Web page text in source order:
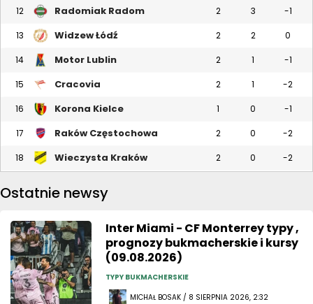
12 Radomiak Radom 2 3 -1
13 Widzew Łódź 2 2 0
14 Motor Lublin 2 1 -1
15 Cracovia 2 1 -2
16 Korona Kielce 1 0 -1
17 Raków Częstochowa 2 0 -2
18 Wieczysta Kraków 2 0 -2
Ostatnie newsy
Inter Miami - CF Monterrey typy ,
prognozy bukmacherskie i kursy
(09.08.2026)
TYPY BUKMACHERSKIE
MICHAŁ BOSAK / 8 SIERPNIA 2026, 2:32